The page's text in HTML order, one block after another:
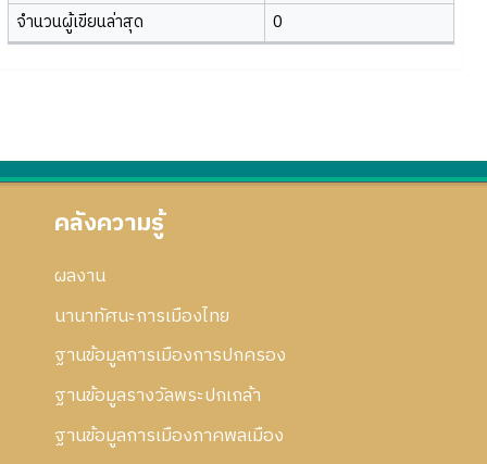
จำนวนผู้เขียนล่าสุด 0
คลังความรู้
ผลงาน
นานาทัศนะการเมืองไทย
ฐานข้อมูลการเมืองการปกครอง
ฐานข้อมูลรางวัลพระปกเกล้า
ฐานข้อมูลการเมืองภาคพลเมือง